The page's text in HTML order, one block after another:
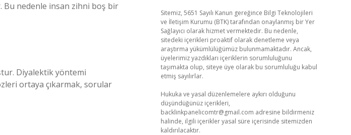
nedenle insan zihni boş bir
Diyalektik yöntemi
ortaya çıkarmak, sorular
Sitemiz, 5651 Sayılı Kanun gereğince Bilgi Teknolojileri
ve İletişim Kurumu (BTK) tarafından onaylanmış bir Yer
Sağlayıcı olarak hizmet vermektedir. Bu nedenle,
sitedeki içerikleri proaktif olarak denetleme veya
araştırma yükümlülüğümüz bulunmamaktadır. Ancak,
üyelerimiz yazdıkları içeriklerin sorumluluğunu
taşımakta olup, siteye üye olarak bu sorumluluğu kabul
etmiş sayılırlar.
Hukuka ve yasal düzenlemelere aykırı olduğunu
düşündüğünüz içerikleri,
backlinkpanelicomtr@gmail.com adresine bildirmeniz
halinde, ilgili içerikler yasal süre içerisinde sitemizden
kaldırılacaktır.